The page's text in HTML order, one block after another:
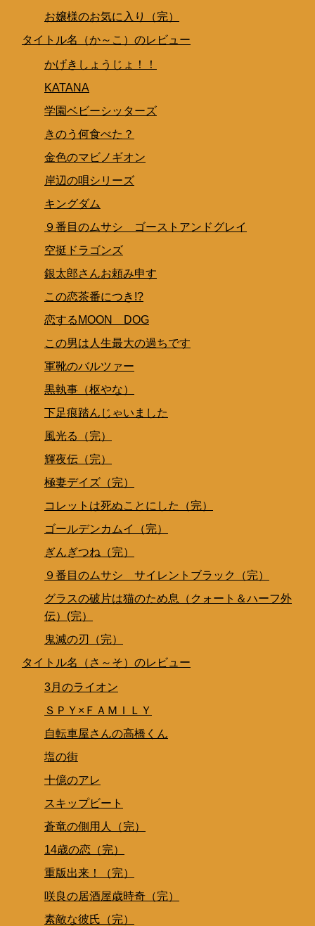
お嬢様のお気に入り（完）
タイトル名（か～こ）のレビュー
かげきしょうじょ！！
KATANA
学園ベビーシッターズ
きのう何食べた？
金色のマビノギオン
岸辺の唄シリーズ
キングダム
９番目のムサシ ゴーストアンドグレイ
空挺ドラゴンズ
銀太郎さんお頼み申す
この恋茶番につき!?
恋するMOON DOG
この男は人生最大の過ちです
軍靴のバルツァー
黒執事（枢やな）
下足痕踏んじゃいました
風光る（完）
輝夜伝（完）
極妻デイズ（完）
コレットは死ぬことにした（完）
ゴールデンカムイ（完）
ぎんぎつね（完）
９番目のムサシ サイレントブラック（完）
グラスの破片は猫のため息（クォート＆ハーフ外
伝）(完）
鬼滅の刃（完）
タイトル名（さ～そ）のレビュー
3月のライオン
ＳＰＹ×ＦＡＭＩＬＹ
自転車屋さんの高橋くん
塩の街
十億のアレ
スキップビート
蒼竜の側用人（完）
14歳の恋（完）
重版出来！（完）
咲良の居酒屋歳時奇（完）
素敵な彼氏（完）